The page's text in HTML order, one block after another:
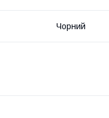
Чорний